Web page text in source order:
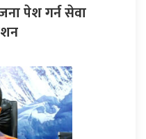
पेश गर्न सेवा